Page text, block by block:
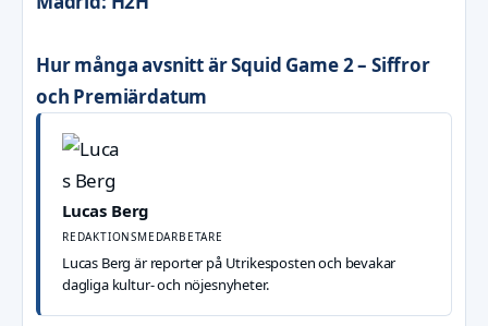
Hur många avsnitt är Squid Game 2 – Siffror
och Premiärdatum
Lucas Berg
REDAKTIONSMEDARBETARE
Lucas Berg är reporter på Utrikesposten och bevakar
dagliga kultur- och nöjesnyheter.